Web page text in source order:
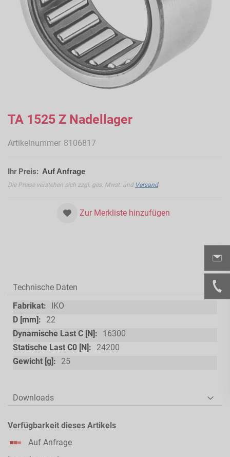
Anfang
der
springen
TA 1525 Z Nadellager
Artikelnummer 8106817
Ihr Preis: Auf Anfrage
Die Preise verstehen sich zzgl. ges. Mwst. und Versand.
Zur Merkliste hinzufügen
Verfügbarkeit dieses Artikels
Auf Anfrage
Technische Daten
Technische
Daten
IKO
22
16300
24200
25
Downloads